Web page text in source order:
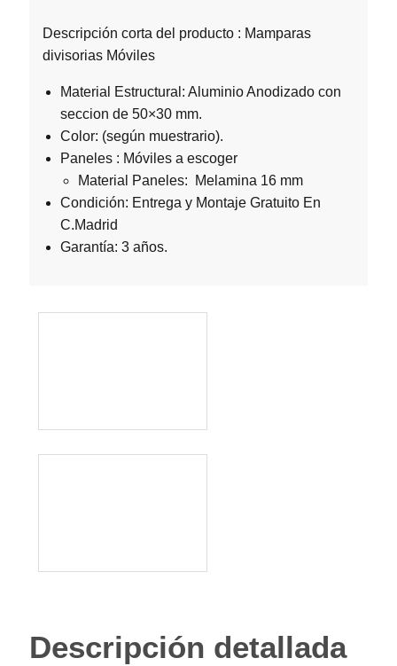
Descripción corta del producto : Mamparas
divisorias Móviles
Material Estructural: Aluminio Anodizado con
seccion de 50×30 mm.
Color: (según muestrario).
Paneles : Móviles a escoger
Material Paneles: Melamina 16 mm
Condición: Entrega y Montaje Gratuito En
C.Madrid
Garantía: 3 años.
Descripción detallada